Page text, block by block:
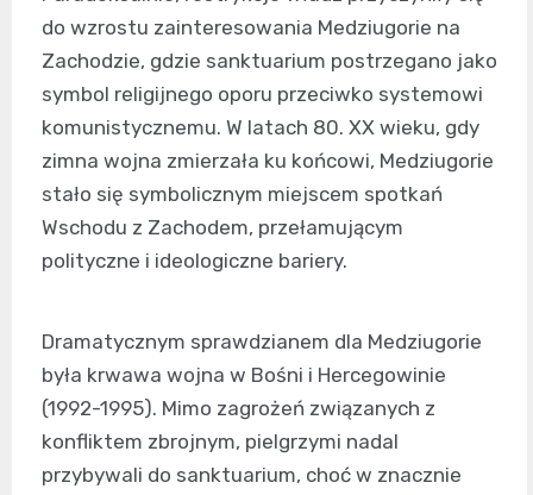
do wzrostu zainteresowania Medziugorie na
Zachodzie, gdzie sanktuarium postrzegano jako
symbol religijnego oporu przeciwko systemowi
komunistycznemu. W latach 80. XX wieku, gdy
zimna wojna zmierzała ku końcowi, Medziugorie
stało się symbolicznym miejscem spotkań
Wschodu z Zachodem, przełamującym
polityczne i ideologiczne bariery.
Dramatycznym sprawdzianem dla Medziugorie
była krwawa wojna w Bośni i Hercegowinie
(1992-1995). Mimo zagrożeń związanych z
konfliktem zbrojnym, pielgrzymi nadal
przybywali do sanktuarium, choć w znacznie